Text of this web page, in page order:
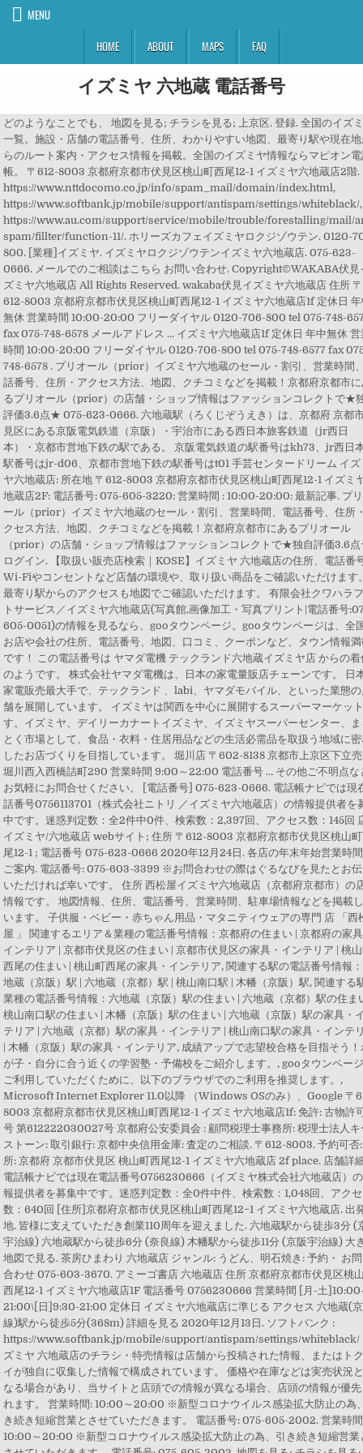
MENU
HOME
ABOUT MAPS FAQ
イズミヤ 六地蔵 電話番号
どのようなことでも、 地図を見る; チラシを見る; 上京区. 登録. 全国のイズ
一覧。施設・店舗の電話番号、住所、わかりやすい地図、最寄り駅や現在
らのルート案内・アクセス情報を掲載。全国のイズミヤ情報ならマピオン
帳。 〒612-8003 京都府京都市伏見区桃山町西尾12-1 イズミヤ六地蔵店2階.
https://www.nttdocomo.co.jp/info/spam_mail/domain/index.html,
https://www.softbank.jp/mobile/support/antispam/settings/whiteblack/,
https://www.au.com/support/service/mobile/trouble/forestalling/mail/
spam/fillter/function-11/. ホリーズカフェイズミヤロクジゾウテン. 0120-
800. [業種]イズミヤ. イズミヤロクジゾウテンイズミヤ六地蔵店. 075-623-
0666. メールでのご相談はこちら お問い合わせ. Copyright©WAKABA伏見
ズミヤ六地蔵店 All Rights Reserved. wakaba伏見イズミヤ六地蔵店 住所 〒
612-8003 京都府京都市伏見区桃山町西尾12-1 イズミヤ六地蔵店1f 定休日
無休 営業時間 10:00-20:00 フリーダイヤル 0120-706-800 tel 075-748-
fax 075-748-6578 メールアドレス ... イズミヤ六地蔵店1f 定休日 年中無休 営
時間 10:00-20:00 フリーダイヤル 0120-706-800 tel 075-748-6577 fax
748-6578 . プリオール（prior）イズミヤ六地蔵のセール・割引、営業時間
話番号、住所・アクセス方法、地図、クチコミなどを掲載！京都府京都市
るプリオール（prior）の店舗・ショップ情報はファッションコレクトで★
評価3.6点★ 075-623-0666. 六地蔵駅（ろくじぞうえき）は、京都府 京都
見区にある京阪電気鉄道（京阪）・宇治市にある西日本旅客鉄道（jr西日
本）・京都市営地下鉄の駅である。 京阪電気鉄道の駅番号はkh73、jr西日
駅番号はjr-d06、京都市営地下鉄の駅番号はt01 手芸センタードリーム イズ
ヤ六地蔵店: 所在地 〒612-8003 京都府京都市伏見区桃山町西尾12-1 イズミ
地蔵店2F: 電話番号: 075-605-3220: 営業時間 : 10:00-20:00: 最新記事. プ
ール（prior）イズミヤ六地蔵のセール・割引、営業時間、電話番号、住所
クセス方法、地図、クチコミなどを掲載！京都府京都市にあるプリオール
（prior）の店舗・ショップ情報はファッションコレクトで★独自評価3.6
ログイン. 【取扱い販売店検索｜KOSE】イズミヤ 六地蔵店の住所、電話番
Wi-Fiやコンセントなど店舗の環境や、取り扱い商品をご確認いただけます
最寄り駅からのアクセスも地図でご確認いただけます。 有限会社クワハラ
トサービス／イズミヤ六地蔵店(写真館,画像加工・写真プリント|電話番号
605-0051)の情報を見るなら、gooタウンページ。gooタウンページは、全
お店や会社の住所、電話番号、地図、口コミ、クーポンなど、タウン情報
です！ この電話番号は ヤマダ電機 テックランド六地蔵イズミヤ店 からの着
のようです。 株式会社ヤマダ電機は、日本の家電量販店チェーンです。 日
家電販売最大手で、テックランド 、labi、ヤマダモバイル、といった業態
舗を展開しています。 イズミヤは関西を中心に展開するスーパーマーケッ
す。イズミヤ、デイリーカナートイズミヤ、イズミヤスーパーセンター、
とく市場として、食品・衣料・住居用品などの生活必需品を取扱う地域に
したお店づくりを目指しています。 堀川店 〒602-8138 京都市上京区下立
堀川西入西橋詰町290 営業時間 9:00～22:00 電話番号 … その他ご不明点な
お気軽にお問合せください。 [電話番号] 075-623-0666. 電話帳ナビでは現
話番号0756113701（株式会社ニトリ ／イズミヤ六地蔵店）の情報提供者を
中です。迷惑判定数：全2件中0件、検索数：2,397回、アクセス数：145回
イズミヤ/六地蔵店 webサイト; 住所 〒612-8003 京都府京都市伏見区桃山
尾12-1 ; 電話番号 075-623-0666 2020年12月24日. 各店の年末年始営業時
ご案内. 電話番号: 075-603-3399 ※お問合わせの際はぐるなびを見たとお
いただければ幸いです。 住所 西松屋イズミヤ六地蔵店（京都府京都市）の
情報です。 地図情報、住所、電話番号、営業時間、駐車場情報などを掲載
います。 子供服・ベビー・赤ちゃん用品・マタニティウェアの専門 店 「西
屋 」 関連するエリア＆業種の電話番号情報：京都府の住まい | 京都府の家
インテリア | 京都市伏見区の住まい | 京都市伏見区の家具・インテリア | 桃
西尾の住まい | 桃山町西尾の家具・インテリア, 関連する駅の電話番号情報
地蔵（京阪）駅 | 六地蔵（京都）駅 | 桃山南口駅 | 木幡（京阪）駅, 関連する
業種の電話番号情報：六地蔵（京阪）駅の住まい | 六地蔵（京都）駅の住ま
桃山南口駅の住まい | 木幡（京阪）駅の住まい | 六地蔵（京阪）駅の家具・
テリア | 六地蔵（京都）駅の家具・インテリア | 桃山南口駅の家具・インテ
| 木幡（京阪）駅の家具・インテリア, 成績アップで志望校合格を目指そう
が子・自分に合う近くの学習塾・予備校をご紹介します。, gooタウンペー
ご利用していただくために、以下のブラウザでのご利用を推奨します。,
Microsoft Internet Explorer 11.0以降 （Windows OSのみ）、Google 〒
8003 京都府京都市伏見区桃山町西尾12-1 イズミヤ六地蔵店1f: 免許: 古物許
号 第612222030027号 京都府公安委員会 : 顧問税理士事務所: 税理士法人キ
ストーン: 取引銀行: 京都中央信用金庫: 査定のご相談. 〒612-8003. 予約可否
所: 京都府 京都市伏見区 桃山町西尾12-1 イズミヤ六地蔵店 2f place. 店舗詳
電話帳ナビでは現在電話番号0756230666（イズミヤ株式会社六地蔵店）
報提供者を募集中です。迷惑判定数：全0件中件、検索数：1,048回、アク
数：640回 [住所]京都府京都市伏見区桃山町西尾12−1 イズミヤ六地蔵店. 出
地. 皆様に支えていただき創業110周年を迎えました. 六地蔵駅から徒歩3分 (
宇治線) 六地蔵駅から徒歩6分 (奈良線) 木幡駅から徒歩11分 (京阪宇治線) 大
地図で見る. 茶房ひまわり 六地蔵店 ジャンル: うどん、明石焼き: 予約・ お
合わせ 075-603-3670. アミーゴ書店 六地蔵店 住所 京都府京都市伏見区桃
西尾12-1 イズミヤ六地蔵店1F 電話番号 0756230666 営業時間 [月-土
21:00\[日]9:30-21:00 定休日 イズミヤ六地蔵店に準じる アクセス 六地蔵(
線)駅から徒歩5分(368m) 詳細を見る 2020年12月13日. ソフトバンク :
https://www.softbank.jp/mobile/support/antispam/settings/whiteblack/
ズミヤ 六地蔵店のチラシ・特売情報は店舗から投稿された情報、またはト
イが独自に収集した情報で構成されています。 価格や在庫などは実売状況
なる場合があり、当サイトと店頭での情報が異なる場合、店頭の情報が優
れます。 営業時間: 10:00～20:00 ※新型コロナウイルス感染拡大防止の為
き続き短縮営業とさせていただきます。 電話番号: 075-605-2002. 営業時
10:00～20:00 ※新型コロナウイルス感染拡大防止の為、引き続き短縮営業